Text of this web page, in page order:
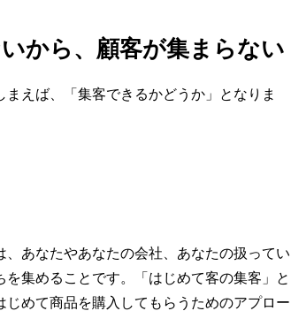
から、顧客が集まらない
えば、「集客できるかどうか」となりま
あなたやあなたの会社、あなたの扱ってい
集めることです。「はじめて客の集客」と
めて商品を購入してもらうためのアプロー